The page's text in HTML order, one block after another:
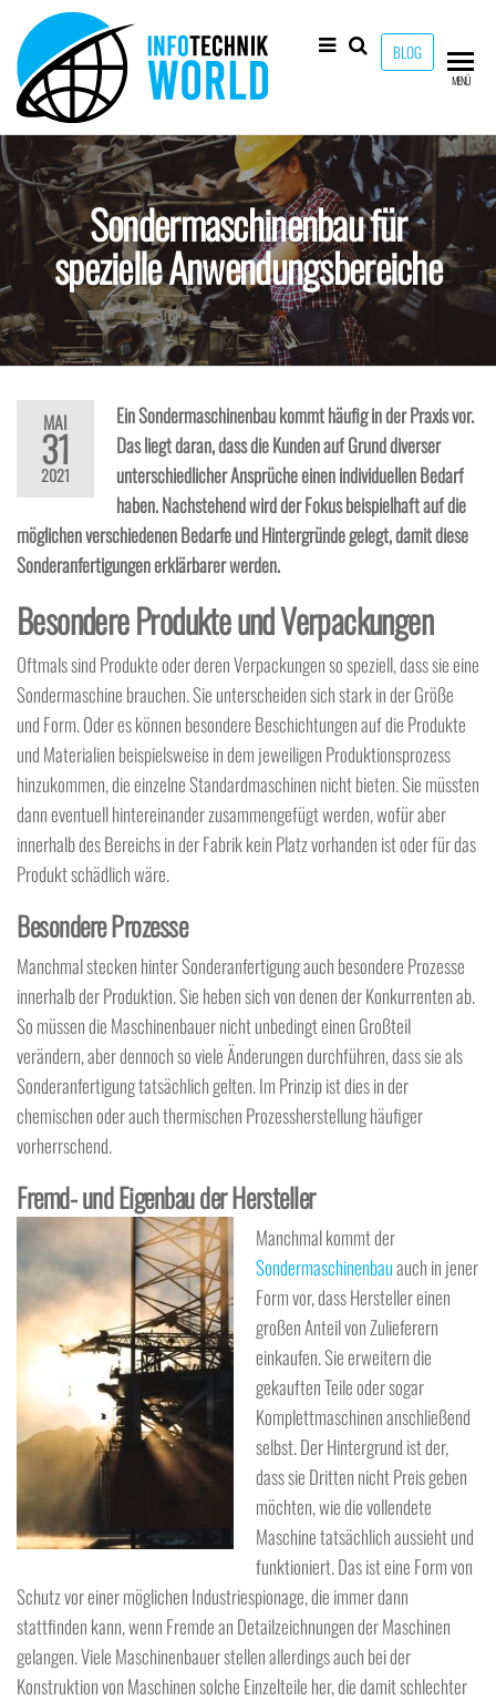
Inhalt
springen
World
und mehr!
BLOG
MENÜ
Sondermaschinenbau für
spezielle Anwendungsbereiche
MAI
31
2021
Ein Sondermaschinenbau kommt häufig in der Praxis vor.
Das liegt daran, dass die Kunden auf Grund diverser
unterschiedlicher Ansprüche einen individuellen Bedarf
haben. Nachstehend wird der Fokus beispielhaft auf die
möglichen verschiedenen Bedarfe und Hintergründe gelegt, damit diese
Sonderanfertigungen erklärbarer werden.
Besondere Produkte und Verpackungen
Oftmals sind Produkte oder deren Verpackungen so speziell, dass sie eine
Sondermaschine brauchen. Sie unterscheiden sich stark in der Größe
und Form. Oder es können besondere Beschichtungen auf die Produkte
und Materialien beispielsweise in dem jeweiligen Produktionsprozess
hinzukommen, die einzelne Standardmaschinen nicht bieten. Sie müssten
dann eventuell hintereinander zusammengefügt werden, wofür aber
innerhalb des Bereichs in der Fabrik kein Platz vorhanden ist oder für das
Produkt schädlich wäre.
Besondere Prozesse
Manchmal stecken hinter Sonderanfertigung auch besondere Prozesse
innerhalb der Produktion. Sie heben sich von denen der Konkurrenten ab.
So müssen die Maschinenbauer nicht unbedingt einen Großteil
verändern, aber dennoch so viele Änderungen durchführen, dass sie als
Sonderanfertigung tatsächlich gelten. Im Prinzip ist dies in der
chemischen oder auch thermischen Prozessherstellung häufiger
vorherrschend.
Fremd- und Eigenbau der Hersteller
Manchmal kommt der
Sondermaschinenbauauch in jener
Form vor, dass Hersteller einen
großen Anteil von Zulieferern
einkaufen. Sie erweitern die
gekauften Teile oder sogar
Komplettmaschinen anschließend
selbst. Der Hintergrund ist der,
dass sie Dritten nicht Preis geben
möchten, wie die vollendete
Maschine tatsächlich aussieht und
funktioniert. Das ist eine Form von
Schutz vor einer möglichen Industriespionage, die immer dann
stattfinden kann, wenn Fremde an Detailzeichnungen der Maschinen
gelangen. Viele Maschinenbauer stellen allerdings auch bei der
Konstruktion von Maschinen solche Einzelteile her, die damit schlechter